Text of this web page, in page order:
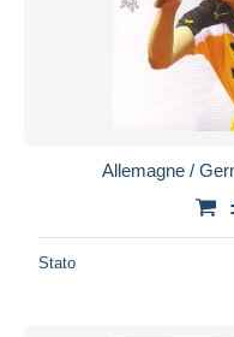
Allemagne /
Stato